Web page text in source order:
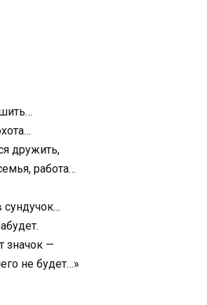
дружить,
работа…
значок —
не будет…»